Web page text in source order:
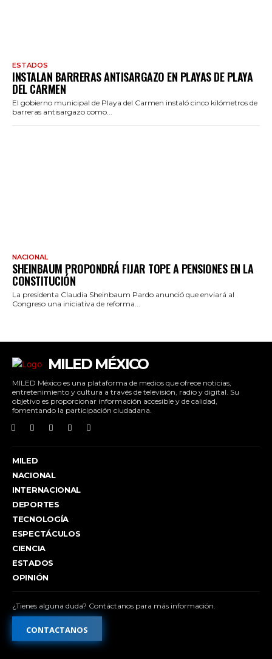
ESTADOS
INSTALAN BARRERAS ANTISARGAZO EN PLAYAS DE PLAYA
DEL CARMEN
El gobierno municipal de Playa del Carmen instaló cinco kilómetros de
barreras antisargazo como...
NACIONAL
SHEINBAUM PROPONDRÁ FIJAR TOPE A PENSIONES EN LA
CONSTITUCIÓN
La presidenta Claudia Sheinbaum Pardo anunció que enviará al
Congreso una iniciativa de reforma...
MILED MÉXICO
MILED México es una plataforma de medios que ofrece noticias,
entretenimiento y cultura a través de televisión, radio y digital. Su
objetivo es proporcionar información accesible y de calidad,
fomentando la participación ciudadana.
MILED
NACIONAL
INTERNACIONAL
DEPORTES
TECNOLOGÍA
ESPECTÁCULOS
CIENCIA
ESTADOS
OPINIÓN
¿Tienes alguna duda? Contáctanos para más información.
CONTACTANOS